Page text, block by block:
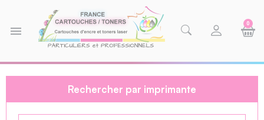
menu
0
Rechercher par imprimante